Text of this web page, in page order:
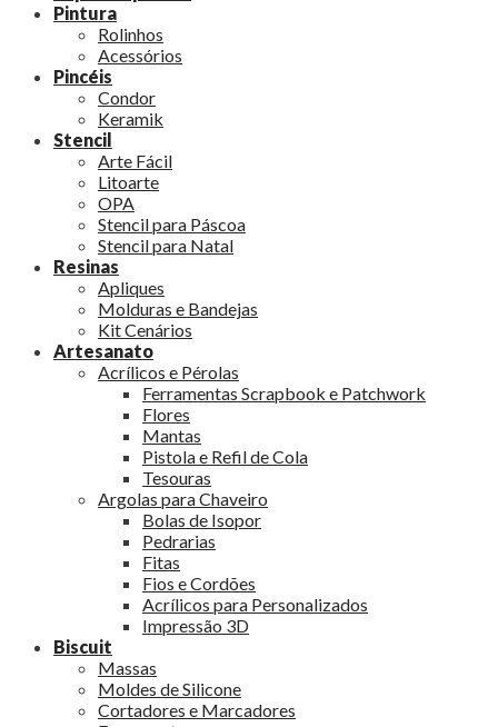
Pintura
Rolinhos
Acessórios
Pincéis
Condor
Keramik
Stencil
Arte Fácil
Litoarte
OPA
Stencil para Páscoa
Stencil para Natal
Resinas
Apliques
Molduras e Bandejas
Kit Cenários
Artesanato
Acrílicos e Pérolas
Ferramentas Scrapbook e Patchwork
Flores
Mantas
Pistola e Refil de Cola
Tesouras
Argolas para Chaveiro
Bolas de Isopor
Pedrarias
Fitas
Fios e Cordões
Acrílicos para Personalizados
Impressão 3D
Biscuit
Massas
Moldes de Silicone
Cortadores e Marcadores